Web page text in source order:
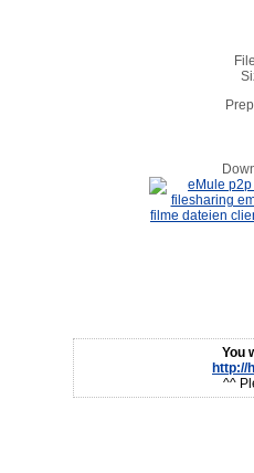
You
http://
^^